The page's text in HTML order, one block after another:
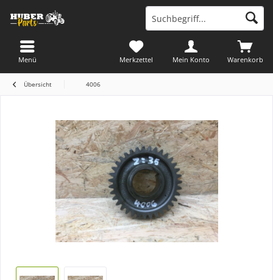
Warenkorb
Merkzettel Mein Konto
Menü
Übersicht 4006